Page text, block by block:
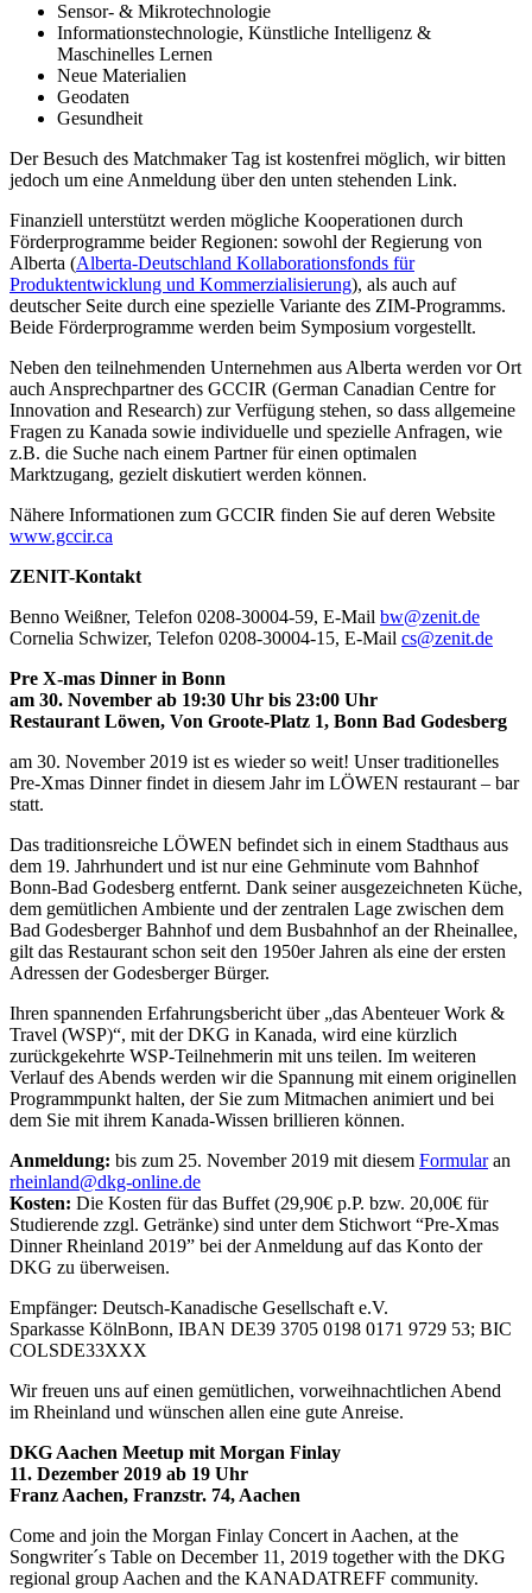
Sensor- & Mikrotechnologie
Informationstechnologie, Künstliche Intelligenz &
Maschinelles Lernen
Neue Materialien
Geodaten
Gesundheit
Der Besuch des Matchmaker Tag ist kostenfrei möglich, wir bitten
jedoch um eine Anmeldung über den unten stehenden Link.
Finanziell unterstützt werden mögliche Kooperationen durch
Förderprogramme beider Regionen: sowohl der Regierung von
Alberta (Alberta-Deutschland Kollaborationsfonds für
Produktentwicklung und Kommerzialisierung), als auch auf
deutscher Seite durch eine spezielle Variante des ZIM-Programms.
Beide Förderprogramme werden beim Symposium vorgestellt.
Neben den teilnehmenden Unternehmen aus Alberta werden vor Ort
auch Ansprechpartner des GCCIR (German Canadian Centre for
Innovation and Research) zur Verfügung stehen, so dass allgemeine
Fragen zu Kanada sowie individuelle und spezielle Anfragen, wie
z.B. die Suche nach einem Partner für einen optimalen
Marktzugang, gezielt diskutiert werden können.
Nähere Informationen zum GCCIR finden Sie auf deren Website
www.gccir.ca
ZENIT-Kontakt
Benno Weißner, Telefon 0208-30004-59, E-Mail bw@zenit.de
Cornelia Schwizer, Telefon 0208-30004-15, E-Mail cs@zenit.de
Pre X-mas Dinner in Bonn
am 30. November ab 19:30 Uhr bis 23:00 Uhr
Restaurant Löwen, Von Groote-Platz 1, Bonn Bad Godesberg
am 30. November 2019 ist es wieder so weit! Unser traditionelles
Pre-Xmas Dinner findet in diesem Jahr im LÖWEN restaurant – bar
statt.
Das traditionsreiche LÖWEN befindet sich in einem Stadthaus aus
dem 19. Jahrhundert und ist nur eine Gehminute vom Bahnhof
Bonn-Bad Godesberg entfernt. Dank seiner ausgezeichneten Küche,
dem gemütlichen Ambiente und der zentralen Lage zwischen dem
Bad Godesberger Bahnhof und dem Busbahnhof an der Rheinallee,
gilt das Restaurant schon seit den 1950er Jahren als eine der ersten
Adressen der Godesberger Bürger.
Ihren spannenden Erfahrungsbericht über „das Abenteuer Work &
Travel (WSP)“, mit der DKG in Kanada, wird eine kürzlich
zurückgekehrte WSP-Teilnehmerin mit uns teilen. Im weiteren
Verlauf des Abends werden wir die Spannung mit einem originellen
Programmpunkt halten, der Sie zum Mitmachen animiert und bei
dem Sie mit ihrem Kanada-Wissen brillieren können.
Anmeldung: bis zum 25. November 2019 mit diesem Formularan
rheinland@dkg-online.de
Kosten: Die Kosten für das Buffet (29,90€ p.P. bzw. 20,00€ für
Studierende zzgl. Getränke) sind unter dem Stichwort “Pre-Xmas
Dinner Rheinland 2019” bei der Anmeldung auf das Konto der
DKG zu überweisen.
Empfänger: Deutsch-Kanadische Gesellschaft e.V.
Sparkasse KölnBonn, IBAN DE39 3705 0198 0171 9729 53; BIC
COLSDE33XXX
Wir freuen uns auf einen gemütlichen, vorweihnachtlichen Abend
im Rheinland und wünschen allen eine gute Anreise.
DKG Aachen Meetup mit Morgan Finlay
11. Dezember 2019 ab 19 Uhr
Franz Aachen, Franzstr. 74, Aachen
Come and join the Morgan Finlay Concert in Aachen, at the
Songwriter´s Table on December 11, 2019 together with the DKG
regional group Aachen and the KANADATREFF community.